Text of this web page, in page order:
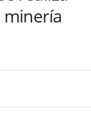
minería